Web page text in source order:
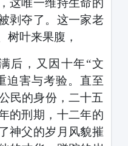
这唯一维持生命的
剥夺了。这一家老
树叶来果腹，
后，又因十年“文
迫害与考验。直至
民的身份，二十五
的刑期，十二年的
神父的岁月风貌摧